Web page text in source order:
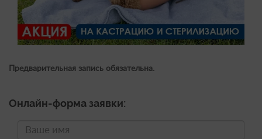
Предварительная запись обязательна.
Онлайн-форма заявки: